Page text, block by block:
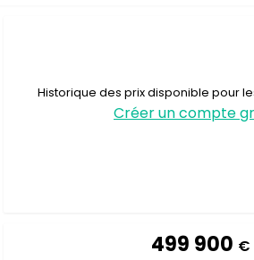
Historique des prix disponible pour
Créer un compte
499 900 €